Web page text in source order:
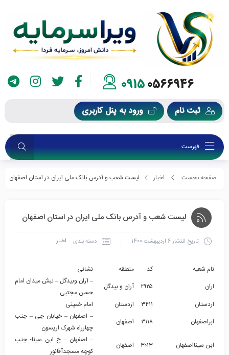
09150566946
ثبت نام ورود به پنل کاربری
فهرست
صفحه نخست اخبار لیست شعب و آدرس بانک ملی ایران در استان اصفهان
لیست شعب و آدرس بانک ملی ایران در استان اصفهان
تاریخ انتشار6 اردیبهشت 1400 دسته بندی اخبار
نام شعبه کد منطقه
نشانى
اران
۲۹۲۵ آران و بیدگل
– آران وبیدگل – نبش میدان امام
حسن مجتبی
اردستان
۳۴۱۱ اردستان
امام خمینی
ابراصفهان
۳۱۱۸ اصفهان
– اصفهان – خیابان جی – جنب
چهارراه شهرک اریسون
ابن سینااصفهان
۳۰۱۳ اصفهان
– اصفهان – خ ابن سینا- جنب
کوچه مسجدآقانور